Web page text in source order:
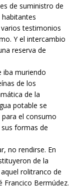
de suministro de
testimonios
Y el intercambio
reserva de
iba muriendo
de los
de la
potable se
el consumo
formas de
no rendirse. En
de la
rolitranco de
Francico Bermúdez.